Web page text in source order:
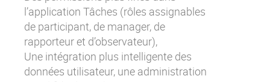
l’application Tâches (rôles assignables
de participant, de manager, de
rapporteur et d’observateur),
Une intégration plus intelligente des
données utilisateur, une administration